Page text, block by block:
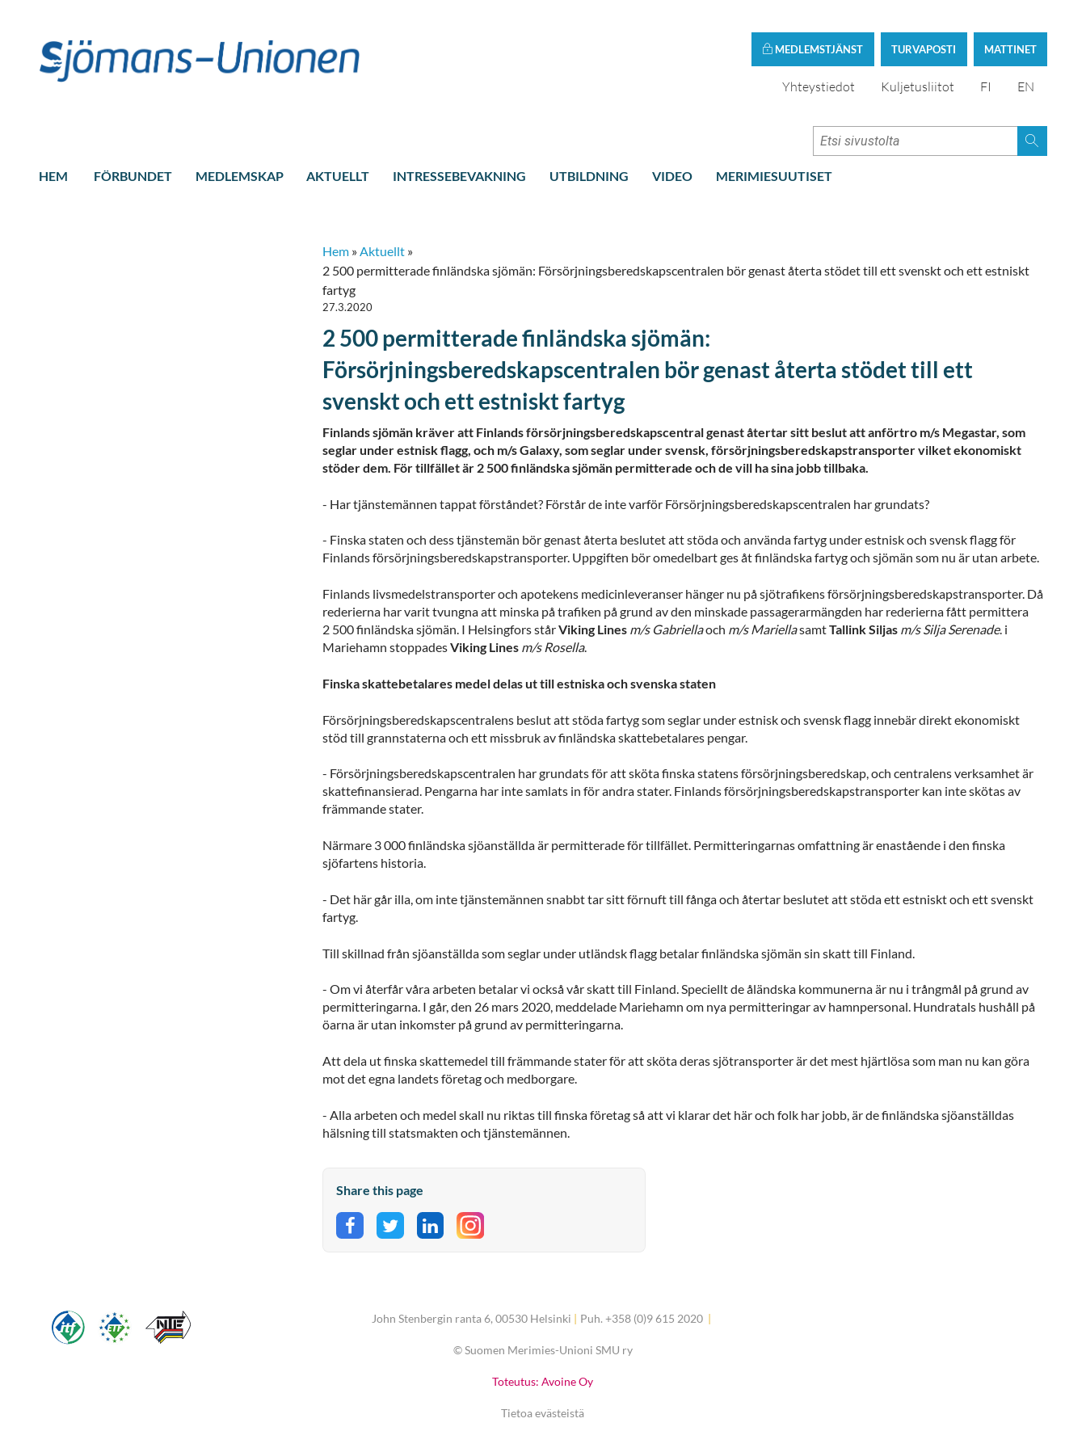
MATTINET
TURVAPOSTI
MEDLEMSTJÄNST
Yhteystiedot Kuljetusliitot FI EN
HEM FÖRBUNDET MEDLEMSKAP AKTUELLT INTRESSEBEVAKNING UTBILDNING VIDEO MERIMIESUUTISET
Hem »Aktuellt »
2 500 permitterade finländska sjömän: Försörjningsberedskapscentralen bör genast återta stödet till ett svenskt och ett estniskt
fartyg
27.3.2020
2 500 permitterade finländska sjömän:
Försörjningsberedskapscentralen bör genast återta stödet till ett
svenskt och ett estniskt fartyg
Finlands sjömän kräver att Finlands försörjningsberedskapscentral genast återtar sitt beslut att anförtro m/s Megastar, som
seglar under estnisk flagg, och m/s Galaxy, som seglar under svensk, försörjningsberedskapstransporter vilket ekonomiskt
stöder dem. För tillfället är 2 500 finländska sjömän permitterade och de vill ha sina jobb tillbaka.
- Har tjänstemännen tappat förståndet? Förstår de inte varför Försörjningsberedskapscentralen har grundats?
- Finska staten och dess tjänstemän bör genast återta beslutet att stöda och använda fartyg under estnisk och svensk flagg för
Finlands försörjningsberedskapstransporter. Uppgiften bör omedelbart ges åt finländska fartyg och sjömän som nu är utan arbete.
Finlands livsmedelstransporter och apotekens medicinleveranser hänger nu på sjötrafikens försörjningsberedskapstransporter. Då
rederierna har varit tvungna att minska på trafiken på grund av den minskade passagerarmängden har rederierna fått permittera
2 500 finländska sjömän. I Helsingfors stårViking Lines m/s Gabriellaoch m/s MariellasamtTallink Siljas m/s Silja Serenade. i
Mariehamn stoppadesViking Lines m/s Rosella.
Finska skattebetalares medel delas ut till estniska och svenska staten
Försörjningsberedskapscentralens beslut att stöda fartyg som seglar under estnisk och svensk flagg innebär direkt ekonomiskt
stöd till grannstaterna och ett missbruk av finländska skattebetalares pengar.
- Försörjningsberedskapscentralen har grundats för att sköta finska statens försörjningsberedskap, och centralens verksamhet är
skattefinansierad. Pengarna har inte samlats in för andra stater. Finlands försörjningsberedskapstransporter kan inte skötas av
främmande stater.
Närmare 3 000 finländska sjöanställda är permitterade för tillfället. Permitteringarnas omfattning är enastående i den finska
sjöfartens historia.
- Det här går illa, om inte tjänstemännen snabbt tar sitt förnuft till fånga och återtar beslutet att stöda ett estniskt och ett svenskt
fartyg.
Till skillnad från sjöanställda som seglar under utländsk flagg betalar finländska sjömän sin skatt till Finland.
- Om vi återfår våra arbeten betalar vi också vår skatt till Finland. Speciellt de åländska kommunerna är nu i trångmål på grund av
permitteringarna. I går, den 26 mars 2020, meddelade Mariehamn om nya permitteringar av hamnpersonal. Hundratals hushåll på
öarna är utan inkomster på grund av permitteringarna.
Att dela ut finska skattemedel till främmande stater för att sköta deras sjötransporter är det mest hjärtlösa som man nu kan göra
mot det egna landets företag och medborgare.
- Alla arbeten och medel skall nu riktas till finska företag så att vi klarar det här och folk har jobb, är de finländska sjöanställdas
hälsning till statsmakten och tjänstemännen.
Share this page
Share on Facebook
Share on Twitter
Share on LinkedIn
John Stenbergin ranta 6, 00530 Helsinki | Puh. +358 (0)9 615 2020 |
©Suomen Merimies-Unioni SMU ry
Toteutus: Avoine Oy
Tietoa evästeistä